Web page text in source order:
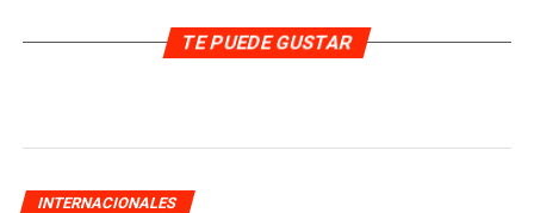
TE PUEDE GUSTAR
INTERNACIONALES